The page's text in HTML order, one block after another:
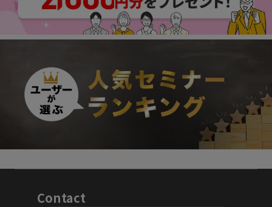
Contact